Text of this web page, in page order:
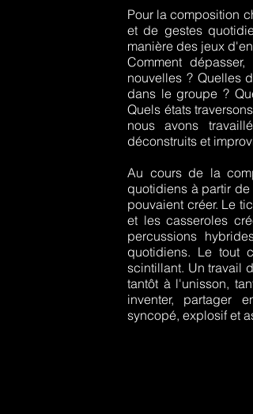
Pour la composition
et de gestes
manière des jeux
Comment
nouvelles ? Quelles
dans le groupe ?
Quels états
nous avons
déconstruits et
Au cours de la
quotidiens à partir
pouvaient créer. Le
et les casseroles
percussions
quotidiens. Le tout
scintillant. Un travail
tantôt à l'unisson,
inventer, partager
syncopé, explosif et